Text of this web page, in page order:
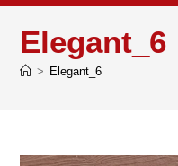
Elegant_6
> Elegant_6